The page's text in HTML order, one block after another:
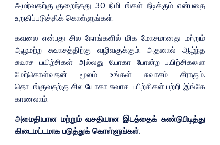
அமர்வதற்கு குறைந்தது 30 நிமிடங்கள் நீடிக்கும் என்பதை
உறுதிப்படுத்திக் கொள்ளுங்கள்.
கவலை என்பது சில நேரங்களில் மிக மோசமானது மற்றும்
ஆழமற்ற சுவாசத்திற்கு வழிவகுக்கும். அதனால் ஆழ்ந்த
சுவாச பயிற்சிகள் அல்லது யோகா போன்ற பயிற்சிகளை
மேற்கொள்வதன் மூலம் உங்கள் சுவாசம் சீராகும்.
தொடங்குவதற்கு சில யோகா சுவாச பயிற்சிகள் பற்றி இங்கே
காணலாம்.
அமைதியான மற்றும் வசதியான இடத்தைக் கண்டுபிடித்து
கிடைமட்டமாக படுத்துக் கொள்ளுங்கள்.